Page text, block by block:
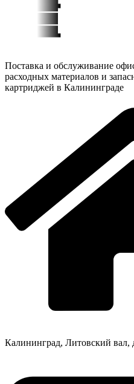
Поставка и обслуживание
расходных материалов и
картриджей в Калининграде
Калининград, Литовский вал,